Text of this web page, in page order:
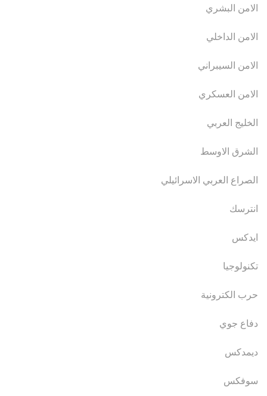
الامن البشري
الامن الداخلي
الامن السيبراني
الامن العسكري
الخليج العربي
الشرق الاوسط
الصراع العربي الاسرائيلي
انترسك
ايدكس
تكنولوجيا
حرب الكترونية
دفاع جوي
ديمدكس
سوفكس